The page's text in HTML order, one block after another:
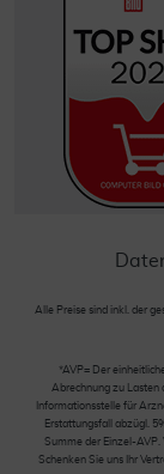
Alle Preise sind inkl. der
*AVP= Der
Abrechnung zu Lasten
Informationsstelle für
Erstattungsfall abzügl.
Summe der Einzel-AVP.
Schenken Sie uns Ihr